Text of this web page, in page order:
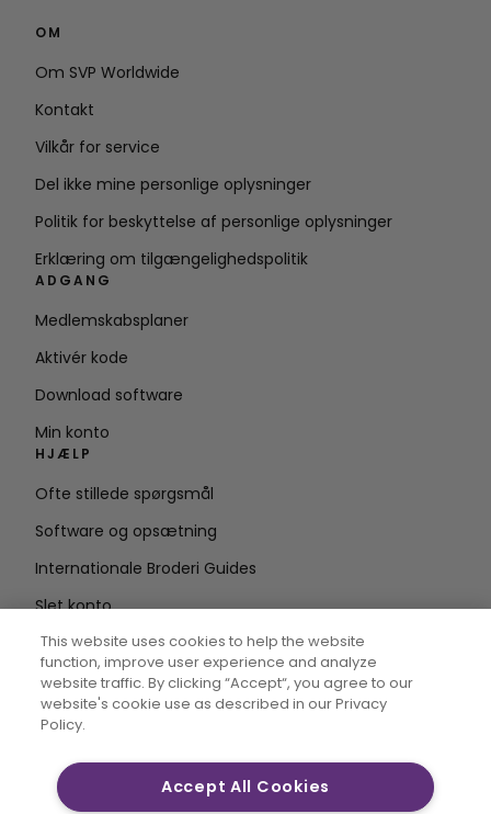
OM
Om SVP Worldwide
Kontakt
Vilkår for service
Del ikke mine personlige oplysninger
Politik for beskyttelse af personlige oplysninger
Erklæring om tilgængelighedspolitik
ADGANG
Medlemskabsplaner
Aktivér kode
Download software
Min konto
HJÆLP
Ofte stillede spørgsmål
Software og opsætning
Internationale Broderi Guides
Slet konto
Indtast e-
mailadresse
CREATIVATE MYSEWNET er varemærker, der tilhører
This website uses cookies to help the website
function, improve user experience and analyze
website traffic. By clicking “Accept“, you agree to our
website's cookie use as described in our Privacy
Policy.
Accept All Cookies